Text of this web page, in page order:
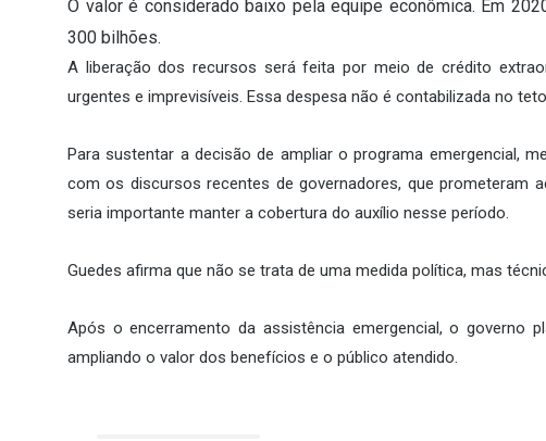
O valor é considerado baixo pela equipe econômica. Em
300 bilhões.
A liberação dos recursos será feita por meio de crédito
urgentes e imprevisíveis. Essa despesa não é contabilizada no
Para sustentar a decisão de ampliar o programa emergencial,
com os discursos recentes de governadores, que prometeram
seria importante manter a cobertura do auxílio nesse período.
Guedes afirma que não se trata de uma medida política, mas
Após o encerramento da assistência emergencial, o governo
ampliando o valor dos benefícios e o público atendido.